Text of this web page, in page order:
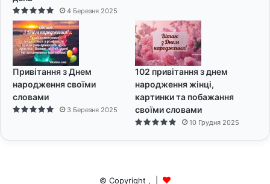
4 Березня 2025
Привітання з Днем
народження своїми
словами
3 Березня 2025
102 привітання з днем
народження жінці,
картинки та побажання
своїми словами
10 Грудня 2025
© Copyright ,